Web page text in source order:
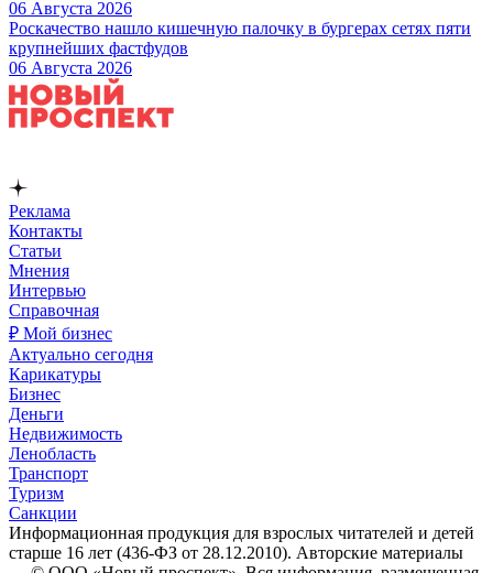
06 Августа 2026
Роскачество нашло кишечную палочку в бургерах сетях пяти
крупнейших фастфудов
06 Августа 2026
Реклама
Контакты
Статьи
Мнения
Интервью
Справочная
₽ Мой бизнес
Актуально сегодня
Карикатуры
Бизнес
Деньги
Недвижимость
Ленобласть
Транспорт
Туризм
Санкции
Информационная продукция для взрослых читателей и детей
старше 16 лет (436-ФЗ от 28.12.2010). Авторские материалы